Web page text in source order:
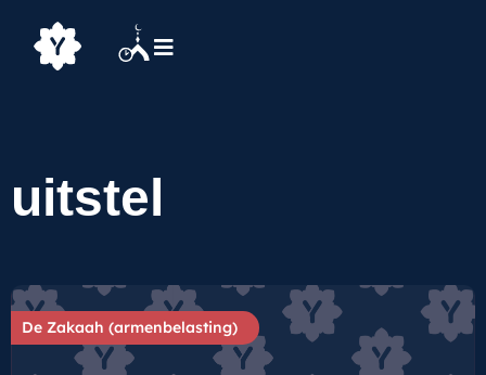
uitstel
De Zakaah (armenbelasting)